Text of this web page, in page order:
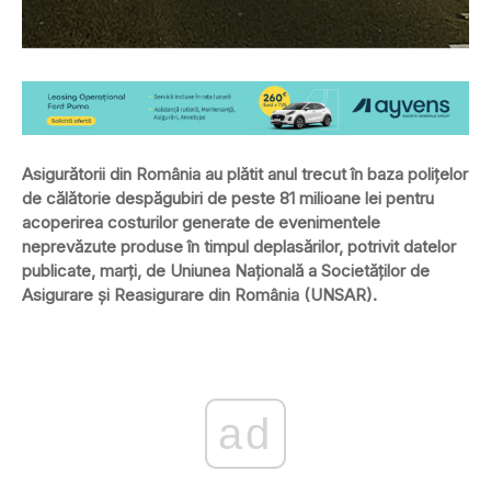
Asigurătorii din România au plătit anul trecut în baza polițelor
de călătorie despăgubiri de peste 81 milioane lei pentru
acoperirea costurilor generate de evenimentele
neprevăzute produse în timpul deplasărilor, potrivit datelor
publicate, marți, de Uniunea Națională a Societăților de
Asigurare și Reasigurare din România (UNSAR).
ad